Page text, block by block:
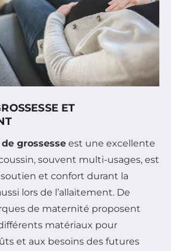
ET
grossesse est une excellente
souvent multi-usages, est
et confort durant la
lors de l’allaitement. De
de maternité proposent
matériaux pour
et aux besoins des futures